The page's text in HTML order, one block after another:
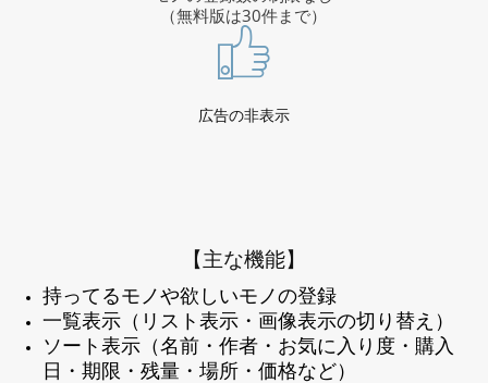
（無料版は30件まで）
広告の非表示
【主な機能】
持ってるモノや欲しいモノの登録
一覧表示（リスト表示・画像表示の切り替え）
ソート表示（名前・作者・お気に入り度・購入
日・期限・残量・場所・価格など）